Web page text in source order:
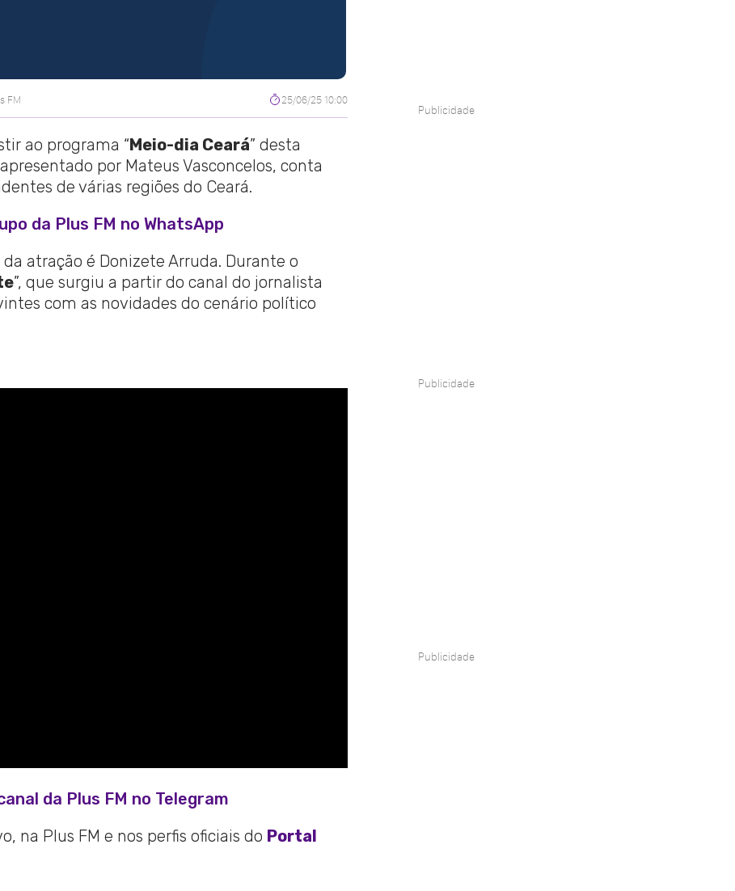
FM 25/06/25 10:00
ao programa “Meio-dia Ceará” desta
por Mateus Vasconcelos, conta
de várias regiões do Ceará.
da Plus FM no WhatsApp
atração é Donizete Arruda. Durante o
”, que surgiu a partir do canal do jornalista
com as novidades do cenário político
da Plus FM no Telegram
na Plus FM e nos perfis oficiais do Portal
Publicidade
Publicidade
Publicidade